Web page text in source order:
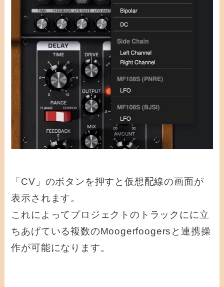
「CV」のボタンを押すと仮想配線の画面が
表示されます。
これによってプロジェクトのトラックにに立
ちあげている複数のMoogerfoogersと連携操
作が可能になります。